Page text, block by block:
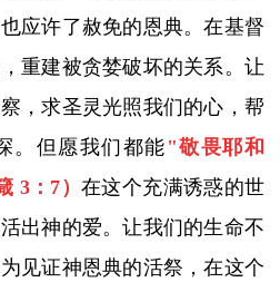
应许了赦免的恩典。在基督
重建被贪婪破坏的关系。让
，求圣灵光照我们的心，帮
。 但愿我们都能 "敬畏耶和
3： 7） 在这个充满诱惑的世
出神的爱。让我们的生命不
见证神恩典的活祭，在这个